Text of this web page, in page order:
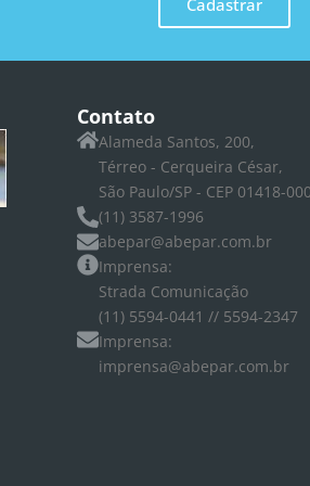
Cadastrar
Contato
Alameda Santos, 200,
Térreo - Cerqueira César,
São Paulo/SP - CEP 01418-000
(11) 3587-1996
abepar@abepar.com.br
Imprensa:
Strada Comunicação
(11) 5594-0441 // 5594-2347
Imprensa:
imprensa@abepar.com.br